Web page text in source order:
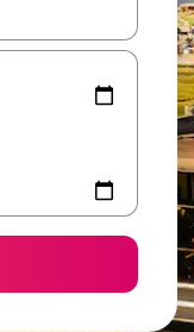
ih pregledati